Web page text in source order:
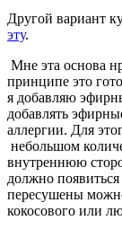
Другой вариант
эту.
Мне эта основа
принципе это
я добавляю
добавлять
аллергии. Для
небольшом
внутреннюю
должно
пересушены
кокосового или